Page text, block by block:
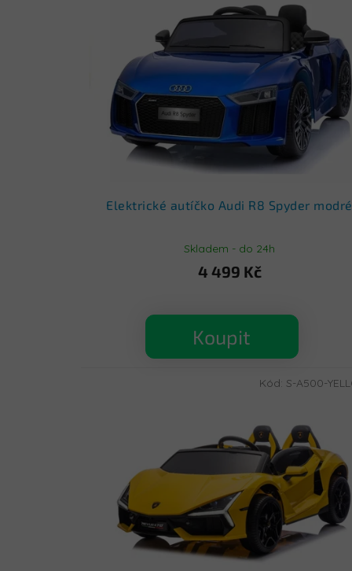
Elektrické autíčko Audi R8 Spyder modré
Skladem - do 24h
4 499 Kč
Koupit
Kód:S-A500-